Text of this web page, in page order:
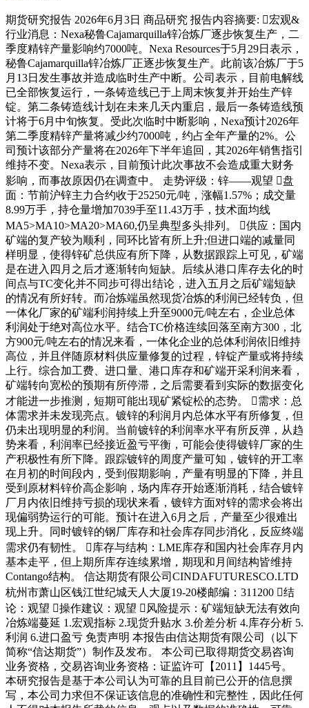
期货研究报告 2026年6月3日 商品研究 报告内容摘要: 宏观&
行业消息：Nexa秘鲁Cajamarquilla锌冶炼厂逐步恢复生产，二
季度精锌产量影响约7000吨。Nexa Resources于5月29日表示，
秘鲁Cajamarquilla锌冶炼厂正逐步恢复生产。此前该冶炼厂于5
月13日发生事故并造成临时生产中断。公司表示，目前电解线
已全部恢复运行，一条铸造线已于上周末恢复并开始生产锌
锭。第二条铸造线计划在未来几天内重启，最后一条铸造线预
计将于6月中旬恢复。受此次临时中断影响，Nexa预计2026年
第二季度精锌产量将减少约7000吨，约占全年产量的2%。公
司预计该部分产量将在2026年下半年追回，其2026年销售指引
维持不变。Nexa表示，目前预计此次事故不会造成重大财务
影响，而事故原因仍在调查中。 走势评级：锌——观望 盘
面：节前沪锌主力合约收于25250元/吨，涨幅1.57%；成交量
8.99万手，持仓量增加7039手至11.43万手，技术面均线
MA5>MA10>MA20>MA60,仍呈典型多头排列。 供应：国内
矿端的复产较为顺利，同环比皆有所上升;但进口端的减量同
样明显，使得锌矿总供应有所下降，从数据跟踪上可见，矿端
是在进入四月之后才逐渐转向短缺。后续从港口库存去化的时
间点与TC变化并不同步可得出结论，进入五月之后矿端短缺
的情况有所好转。而冶炼端虽然现货冶炼的利润已经转负，但
一体化厂家的矿端利润持续上升至9000元/吨左右，企业总体
利润处于绝对高位水平。结合TC价格连续回落至南方300，北
方900元/吨左右的情况来看，一体化企业的总体利润依旧维持
高位，并且伴随原材料供应量修复的过程，锌锭产量或将持续
上行。综合加工费、进口量、港口库存和矿端开采利润来看，
矿端转向宽松的预期有所停滞，之后需要看到实际的数据变化
才能进一步推测，短期可能出现矿紧锭松的态势。 需求：总
体需求并未发现亮点。镀锌的利润月内总体水平有所修复，但
仍未出现明显的利润。当前镀锌的利润率水平有所反弹，从趋
势来看，利润率已经接近盈亏平衡，可能会使得镀锌厂家的生
产积极性有所下降。跟踪镀锌的周度产量可知，镀锌的开工率
在月初的时间段内，受到假期影响，产量有明显的下降，并且
受到原材料锌价高企影响，场内库存开始逐渐消耗，结合镀锌
厂月内依旧维持亏损的现状来看，镀锌方面对锌的需求会将出
现偏弱势运行的可能。预计在进入6月之后，产量至少很难出
现上升。同时镀锌的钢厂库存和社会库存同步消化，反应终端
需求仍有韧性。 库存与结构：LME库存和国内社会库存月内
基本走平，但上期所库存连续累增，期现和月间结构皆维持
Contango结构。 信达期货有限公司CINDAFUTURESCO.LTD
杭州市萧山区钱江世纪城天人大厦19-20楼邮编：311200 结
论：观望 操作建议：观望 风险提示：矿端短缺无法有效向
冶炼端蔓延 1.宏观指标 2.现货升贴水 3.价差分析 4.库存分析 5.
利润 6.进口盈亏 免责声明 本报告由信达期货有限公司（以下
简称“信达期货”）制作及发布。 本公司已取得期货交易咨询
业务资格，交易咨询业务资格：证监许可【2011】1445号。
本研究报告是基于本公司认为可靠的且目前已公开的信息撰
写，本公司力求但不保证该信息的准确性和完整性，因此任何